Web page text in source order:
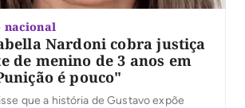
nacional
Nardoni cobra justiça
de menino de 3 anos em
é pouco"
que a história de Gustavo expõe